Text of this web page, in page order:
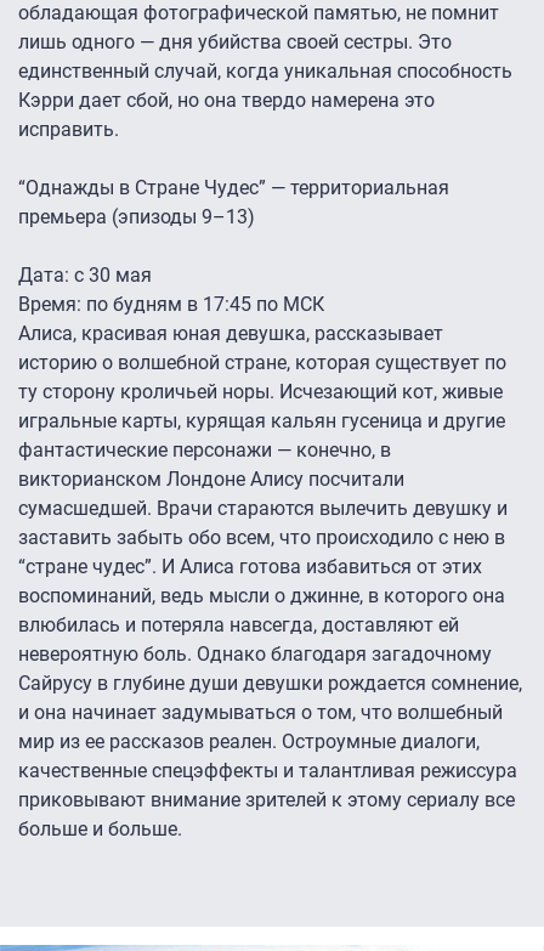
обладающая фотографической памятью, не помнит
лишь одного — дня убийства своей сестры. Это
единственный случай, когда уникальная способность
Кэрри дает сбой, но она твердо намерена это
исправить.
“Однажды в Стране Чудес” — территориальная
премьера (эпизоды 9–13)
Дата: с 30 мая
Время: по будням в 17:45 по МСК
Алиса, красивая юная девушка, рассказывает
историю о волшебной стране, которая существует по
ту сторону кроличьей норы. Исчезающий кот, живые
игральные карты, курящая кальян гусеница и другие
фантастические персонажи — конечно, в
викторианском Лондоне Алису посчитали
сумасшедшей. Врачи стараются вылечить девушку и
заставить забыть обо всем, что происходило с нею в
“стране чудес”. И Алиса готова избавиться от этих
воспоминаний, ведь мысли о джинне, в которого она
влюбилась и потеряла навсегда, доставляют ей
невероятную боль. Однако благодаря загадочному
Сайрусу в глубине души девушки рождается сомнение,
и она начинает задумываться о том, что волшебный
мир из ее рассказов реален. Остроумные диалоги,
качественные спецэффекты и талантливая режиссура
приковывают внимание зрителей к этому сериалу все
больше и больше.